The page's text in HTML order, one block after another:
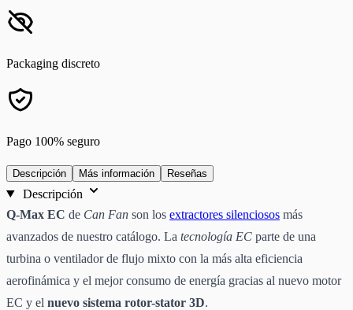
Packaging discreto
Pago 100% seguro
Descripción Más información Reseñas
Descripción
Q-Max EC de Can Fan son los extractores silenciosos más
avanzados de nuestro catálogo. La tecnología EC parte de una
turbina o ventilador de flujo mixto con la más alta eficiencia
aerofinámica y el mejor consumo de energía gracias al nuevo motor
EC y el nuevo sistema rotor-stator 3D.